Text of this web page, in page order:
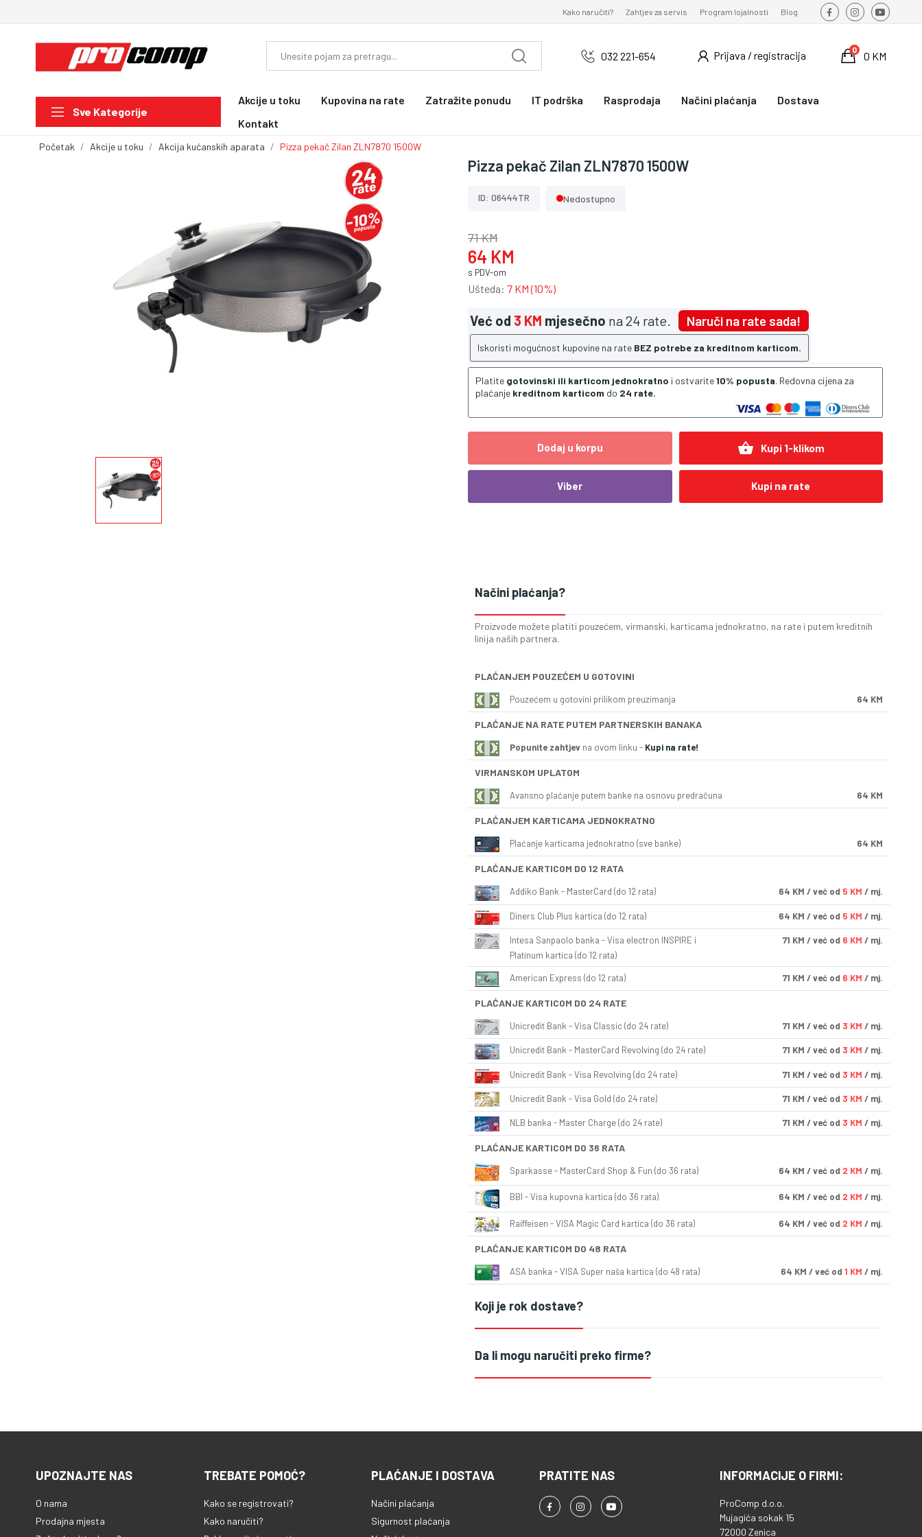
Kako naručiti? Zahtjev za servis Program lojalnosti Blog
032 221-654 Prijava / registracija 0 KM
0
Sve Kategorije
Akcije u toku Kupovina na rate Zatražite ponudu IT podrška Rasprodaja Načini plaćanja
Dostava
Kontakt
Početak Akcije u toku Akcija kućanskih aparata Pizza pekač Zilan ZLN7870 1500W
Pizza pekač Zilan ZLN7870 1500W
ID: 06444TR Nedostupno
71 KM
64 KM
s PDV-om
Ušteda: 7 KM (10%)
Već od 3 KM mjesečno na 24 rate. Naruči na rate sada!
Iskoristi mogućnost kupovine na rate BEZ potrebe za kreditnom karticom.
Platite gotovinski ili karticom jednokratno i ostvarite10% popusta. Redovna cijena za
plaćanje kreditnom karticom do 24 rate.
Dodaj u korpu shopping_basket Kupi 1-klikom
Viber Kupi na rate
Načini plaćanja?
Proizvode možete platiti pouzećem, virmanski, karticama jednokratno, na rate i putem kreditnih
linija naših partnera.
PLAĆANJEM POUZEĆEM U GOTOVINI
Pouzećem u gotovini prilikom preuzimanja 64 KM
PLAĆANJE NA RATE PUTEM PARTNERSKIH BANAKA
Popunite zahtjev na ovom linku - Kupi na rate!
VIRMANSKOM UPLATOM
Avansno plaćanje putem banke na osnovu predračuna 64 KM
PLAĆANJEM KARTICAMA JEDNOKRATNO
Plaćanje karticama jednokratno (sve banke) 64 KM
PLAĆANJE KARTICOM DO 12 RATA
Addiko Bank - MasterCard (do 12 rata) 64 KM / već od 5 KM / mj.
Diners Club Plus kartica (do 12 rata) 64 KM / već od 5 KM / mj.
Intesa Sanpaolo banka - Visa electron INSPIRE i
Platinum kartica (do 12 rata)
71 KM / već od 6 KM / mj.
American Express (do 12 rata) 71 KM / već od 6 KM / mj.
PLAĆANJE KARTICOM DO 24 RATE
Unicredit Bank - Visa Classic (do 24 rate) 71 KM / već od 3 KM / mj.
Unicredit Bank - MasterCard Revolving (do 24 rate) 71 KM / već od 3 KM / mj.
Unicredit Bank - Visa Revolving (do 24 rate) 71 KM / već od 3 KM / mj.
Unicredit Bank - Visa Gold (do 24 rate) 71 KM / već od 3 KM / mj.
NLB banka - Master Charge (do 24 rate) 71 KM / već od 3 KM / mj.
PLAĆANJE KARTICOM DO 36 RATA
Sparkasse - MasterCard Shop & Fun (do 36 rata) 64 KM / već od 2 KM / mj.
BBI - Visa kupovna kartica (do 36 rata) 64 KM / već od 2 KM / mj.
Raiffeisen - VISA Magic Card kartica (do 36 rata) 64 KM / već od 2 KM / mj.
PLAĆANJE KARTICOM DO 48 RATA
ASA banka - VISA Super naša kartica (do 48 rata) 64 KM / već od 1 KM / mj.
Koji je rok dostave?
Da li mogu naručiti preko firme?
UPOZNAJTE NAS
O nama
Prodajna mjesta
TREBATE POMOĆ?
Kako se registrovati?
Kako naručiti?
PLAĆANJE I DOSTAVA
Načini plaćanja
Sigurnost plaćanja
PRATITE NAS INFORMACIJE O FIRMI:
ProComp d.o.o.
Mujagića sokak 15
72000 Zenica